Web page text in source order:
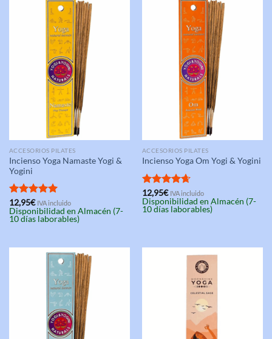
ACCESORIOS PILATES
Incienso Yoga Namaste Yogi &
Yogini
Valorado
con5.00
de 5
12,95€ IVA incluido
Disponibilidad en Almacén (7-
10 días laborables)
ACCESORIOS PILATES
Incienso Yoga Om Yogi & Yogini
Valorado
con4.67
de 5
12,95€ IVA incluido
Disponibilidad en Almacén (7-
10 días laborables)